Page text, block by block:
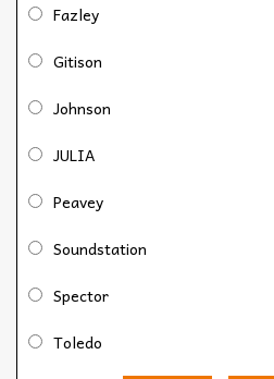
Fazley
Gitison
Johnson
JULIA
Peavey
Soundstation
Spector
Toledo